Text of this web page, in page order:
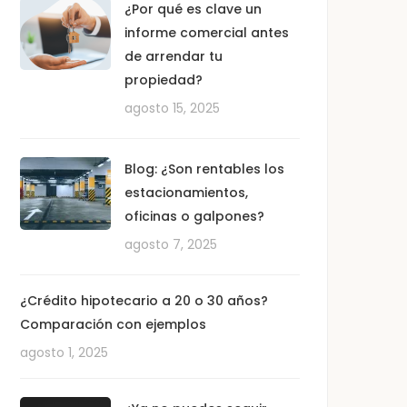
¿Por qué es clave un
informe comercial antes
de arrendar tu
propiedad?
agosto 15, 2025
Blog: ¿Son rentables los
estacionamientos,
oficinas o galpones?
agosto 7, 2025
¿Crédito hipotecario a 20 o 30 años?
Comparación con ejemplos
agosto 1, 2025